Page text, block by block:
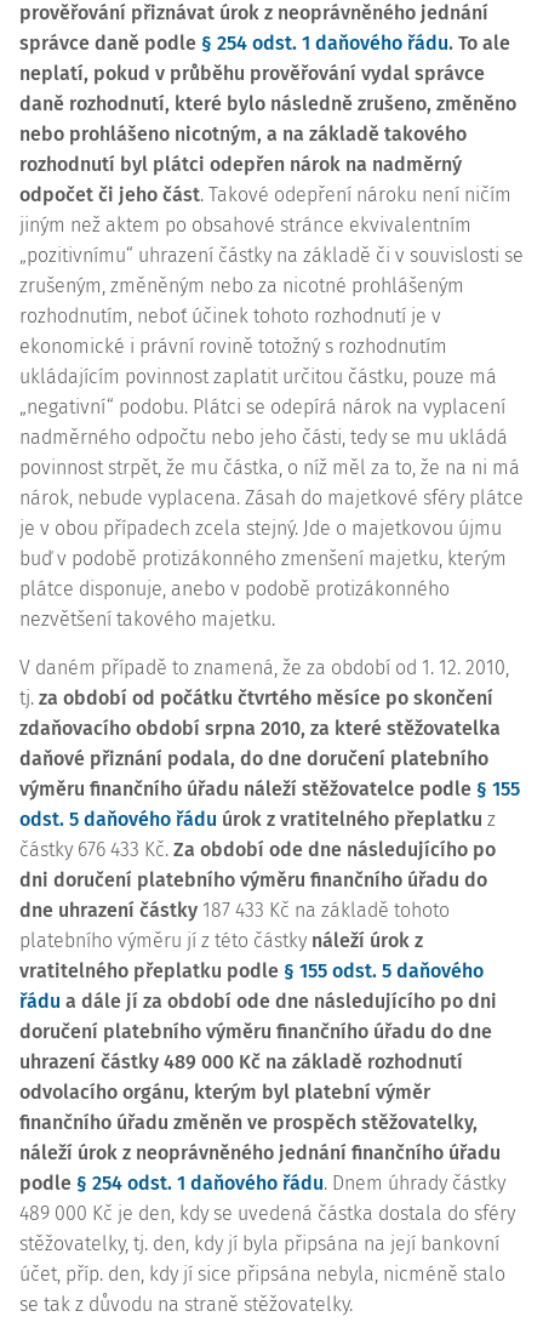
prověřování přiznávat úrok z neoprávněného jednání
správce daně podle § 254 odst. 1 daňového řádu. To ale
neplatí, pokud v průběhu prověřování vydal správce
daně rozhodnutí, které bylo následně zrušeno, změněno
nebo prohlášeno nicotným, a na základě takového
rozhodnutí byl plátci odepřen nárok na nadměrný
odpočet či jeho část. Takové odepření nároku není ničím
jiným než aktem po obsahové stránce ekvivalentním
„pozitivnímu“ uhrazení částky na základě či v souvislosti se
zrušeným, změněným nebo za nicotné prohlášeným
rozhodnutím, neboť účinek tohoto rozhodnutí je v
ekonomické i právní rovině totožný s rozhodnutím
ukládajícím povinnost zaplatit určitou částku, pouze má
„negativní“ podobu. Plátci se odepírá nárok na vyplacení
nadměrného odpočtu nebo jeho části, tedy se mu ukládá
povinnost strpět, že mu částka, o níž měl za to, že na ni má
nárok, nebude vyplacena. Zásah do majetkové sféry plátce
je v obou případech zcela stejný. Jde o majetkovou újmu
buď v podobě protizákonného zmenšení majetku, kterým
plátce disponuje, anebo v podobě protizákonného
nezvětšení takového majetku.
V daném případě to znamená, že za období od 1. 12. 2010,
tj. za období od počátku čtvrtého měsíce po skončení
zdaňovacího období srpna 2010, za které stěžovatelka
daňové přiznání podala, do dne doručení platebního
výměru finančního úřadu náleží stěžovatelce podle § 155
odst. 5 daňového řádu úrok z vratitelného přeplatku z
částky 676 433 Kč. Za období ode dne následujícího po
dni doručení platebního výměru finančního úřadu do
dne uhrazení částky 187 433 Kč na základě tohoto
platebního výměru jí z této částky náleží úrok z
vratitelného přeplatku podle § 155 odst. 5 daňového
řádu a dále jí za období ode dne následujícího po dni
doručení platebního výměru finančního úřadu do dne
uhrazení částky 489 000 Kč na základě rozhodnutí
odvolacího orgánu, kterým byl platební výměr
finančního úřadu změněn ve prospěch stěžovatelky,
náleží úrok z neoprávněného jednání finančního úřadu
podle § 254 odst. 1 daňového řádu. Dnem úhrady částky
489 000 Kč je den, kdy se uvedená částka dostala do sféry
stěžovatelky, tj. den, kdy jí byla připsána na její bankovní
účet, příp. den, kdy jí sice připsána nebyla, nicméně stalo
se tak z důvodu na straně stěžovatelky.